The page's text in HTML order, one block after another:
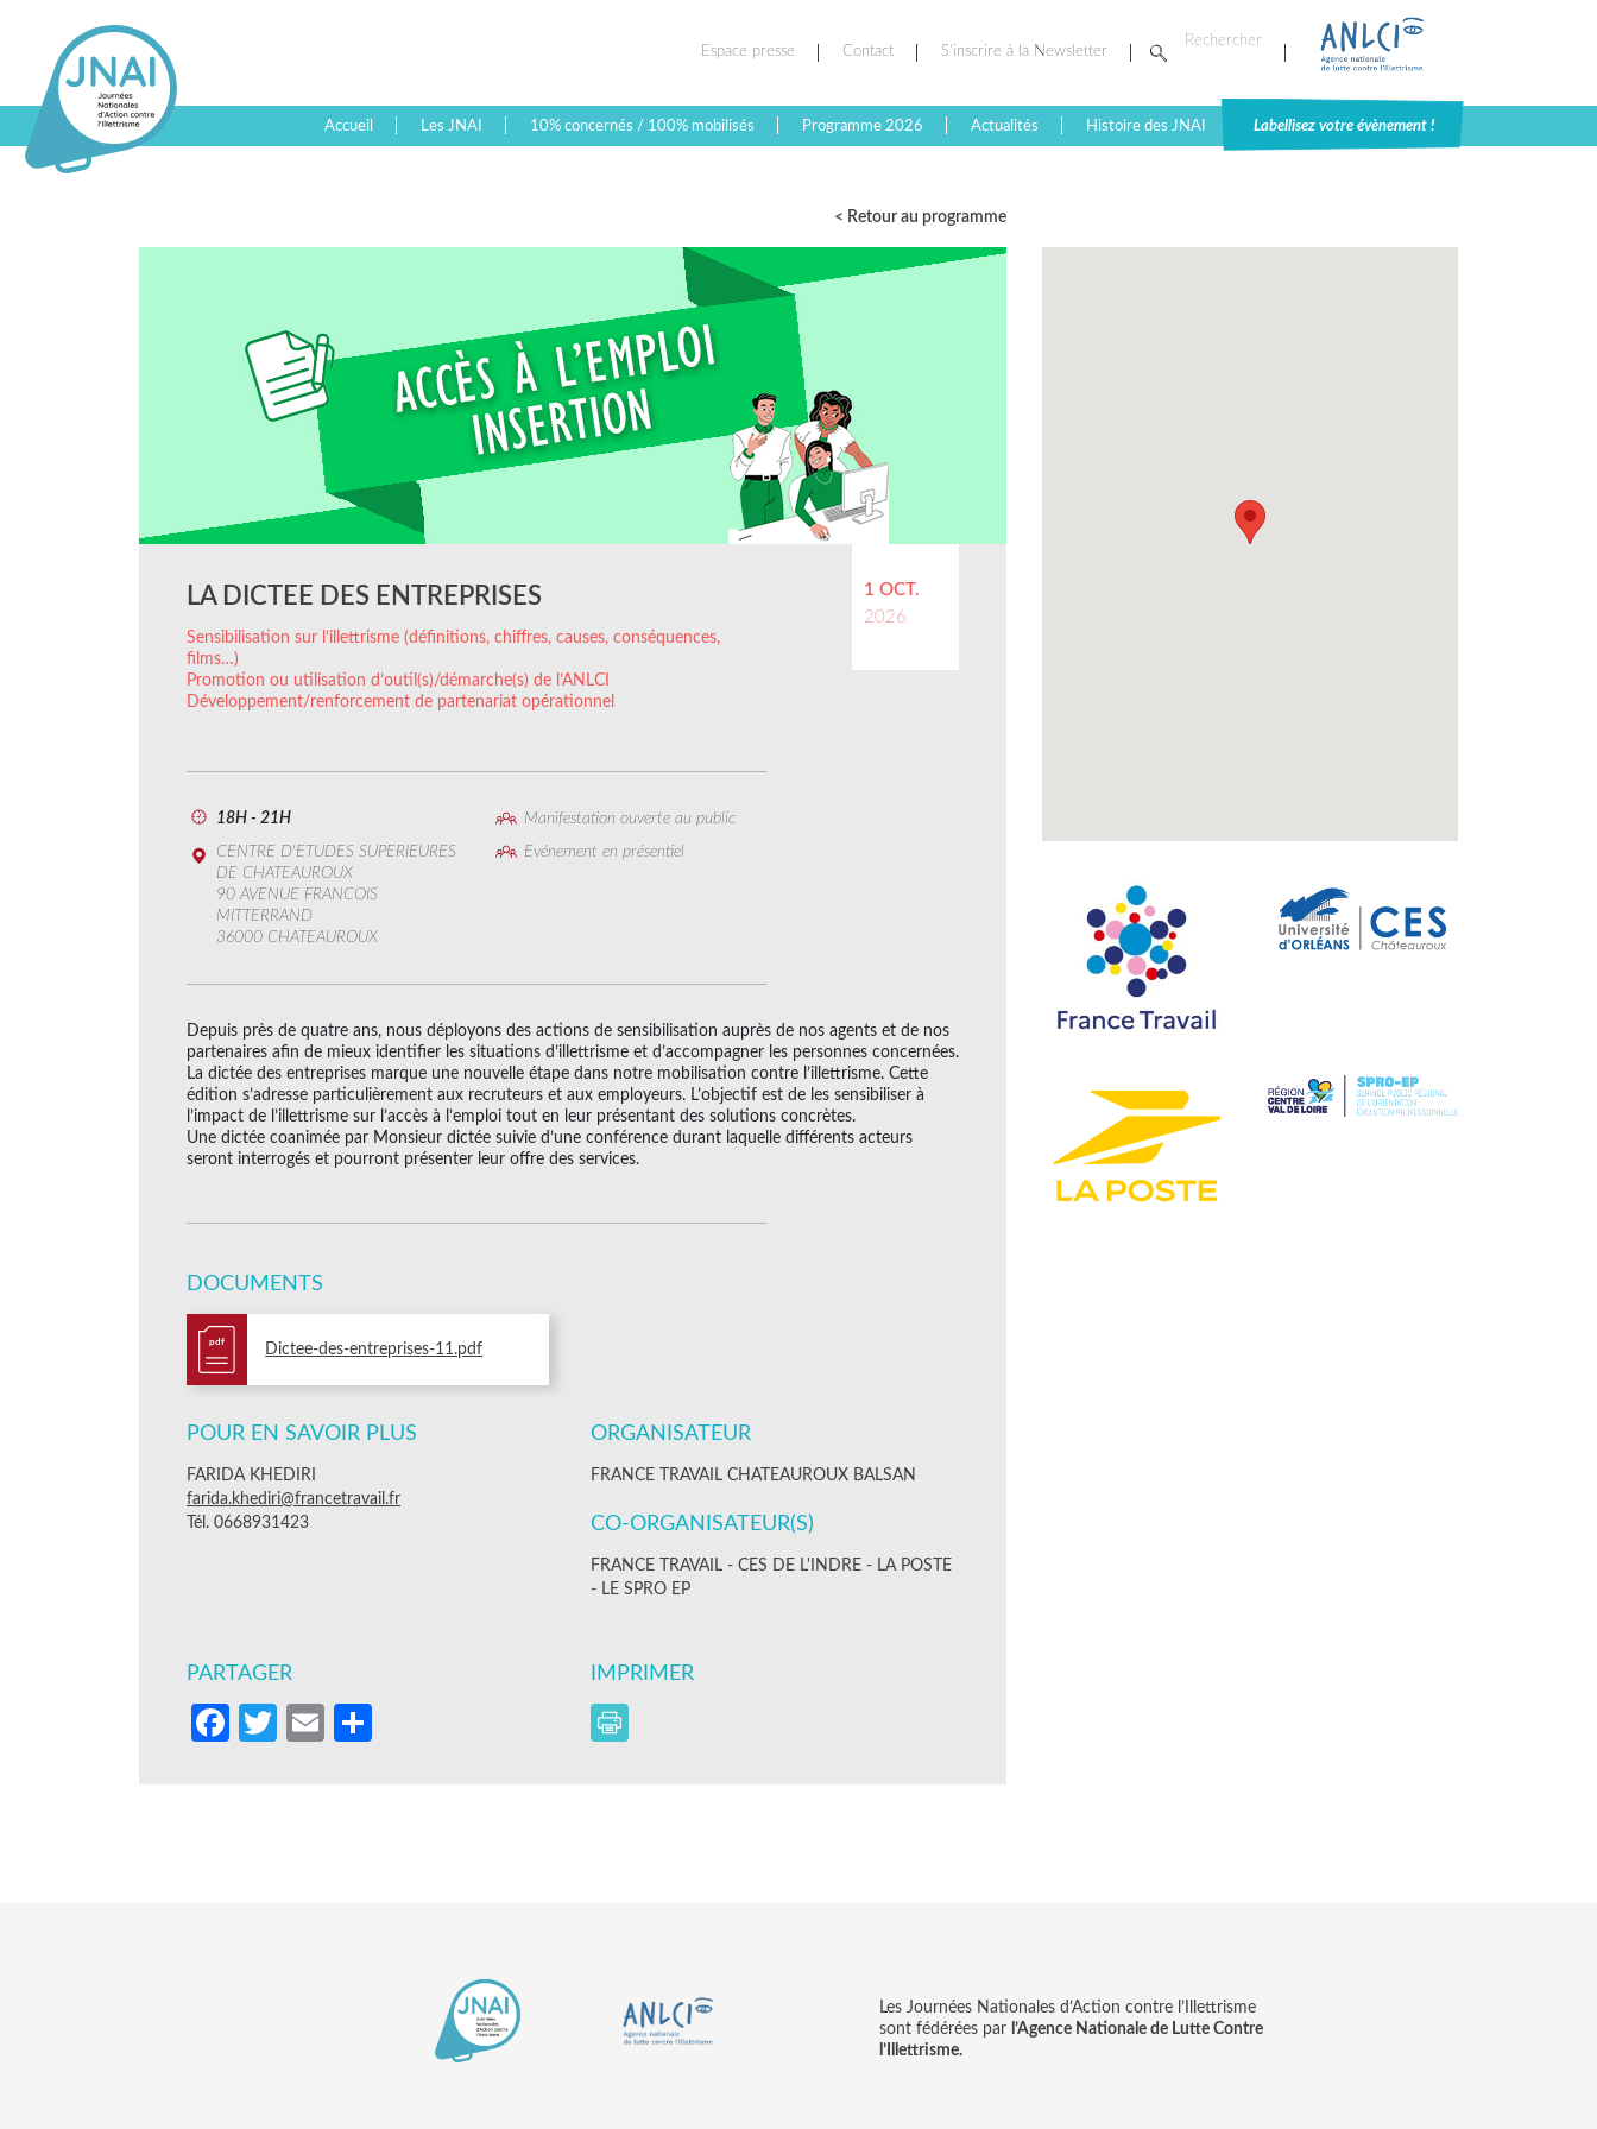
Espace presse Contact S’inscrire à la Newsletter
Accueil Les JNAI 10% concernés / 100% mobilisés Programme 2026 Actualités Histoire des JNAI Labellisez votre évènement !
< Retour au programme
1 OCT.
2026
LA DICTEE DES ENTREPRISES
Sensibilisation sur l’illettrisme (définitions, chiffres, causes, conséquences,
films…)
Promotion ou utilisation d’outil(s)/démarche(s) de l’ANLCI
Développement/renforcement de partenariat opérationnel
18H - 21H
Manifestation ouverte au public
CENTRE D'ETUDES SUPERIEURES
DE CHATEAUROUX
90 AVENUE FRANCOIS
MITTERRAND
36000 CHATEAUROUX
Evénement en présentiel
Depuis près de quatre ans, nous déployons des actions de sensibilisation auprès de nos agents et de nos
partenaires afin de mieux identifier les situations d’illettrisme et d’accompagner les personnes concernées.
La dictée des entreprises marque une nouvelle étape dans notre mobilisation contre l’illettrisme. Cette
édition s’adresse particulièrement aux recruteurs et aux employeurs. L’objectif est de les sensibiliser à
l’impact de l’illettrisme sur l’accès à l’emploi tout en leur présentant des solutions concrètes.
Une dictée coanimée par Monsieur dictée suivie d’une conférence durant laquelle différents acteurs
seront interrogés et pourront présenter leur offre des services.
DOCUMENTS
pdf Dictee-des-entreprises-11.pdf
POUR EN SAVOIR PLUS
FARIDA KHEDIRI
farida.khediri@francetravail.fr
Tél. 0668931423
ORGANISATEUR
FRANCE TRAVAIL CHATEAUROUX BALSAN
CO-ORGANISATEUR(S)
FRANCE TRAVAIL - CES DE L'INDRE - LA POSTE
- LE SPRO EP
PARTAGER
Facebook
Twitter
Email
IMPRIMER
Les Journées Nationales d’Action contre l’Illettrisme
sont fédérées par l’Agence Nationale de Lutte Contre
l’Illettrisme.